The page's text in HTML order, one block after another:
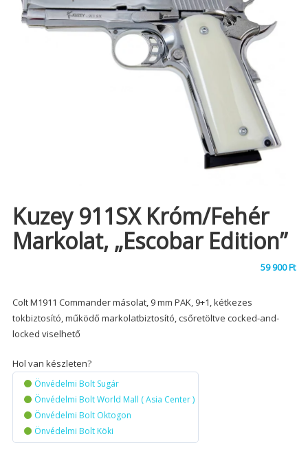
Kuzey 911SX Króm/fehér
Markolat, „Escobar Edition”
59 900Ft
Colt M1911 Commander másolat, 9 mm PAK, 9+1, kétkezes
tokbiztosító, működő markolatbiztosító, csőretöltve cocked-and-
locked viselhető
Hol van készleten?
Önvédelmi Bolt Sugár
Önvédelmi Bolt World Mall ( Asia Center )
Önvédelmi Bolt Oktogon
Önvédelmi Bolt Köki